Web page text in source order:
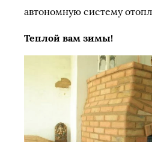
автономную систему
Теплой вам зимы!